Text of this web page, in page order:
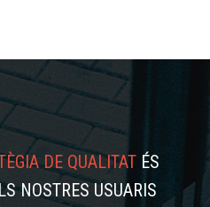
DE QUALITAT ÉS
NOSTRES USUARIS